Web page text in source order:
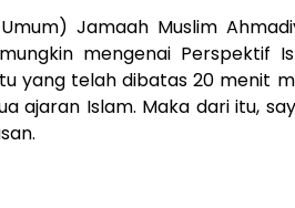
Jamaah Muslim
mengenai Perspektif
yang telah dibatas 20 menit
ajaran Islam. Maka dari itu,